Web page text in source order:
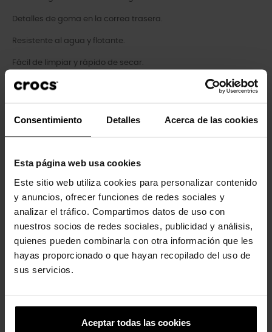
Consentimiento Detalles Acerca de las cookies
Esta página web usa cookies
Este sitio web utiliza cookies para personalizar contenido
y anuncios, ofrecer funciones de redes sociales y
analizar el tráfico. Compartimos datos de uso con
nuestros socios de redes sociales, publicidad y análisis,
quienes pueden combinarla con otra información que les
hayas proporcionado o que hayan recopilado del uso de
sus servicios.
Aceptar todas las cookies
Detalles de goma en la correa trasera.
Resistente al agua y flotante.
Fácil de limpiar y rápido de secar.
Almohadilla en el talón de la correa trasera para mayor
Personalizable con charms Jibbitz™.
Clientes que compraram este
produto também compraram: